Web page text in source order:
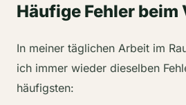
Häufige Fehler
In meiner täglichen Arbeit im
ich immer wieder dieselben
häufigsten: